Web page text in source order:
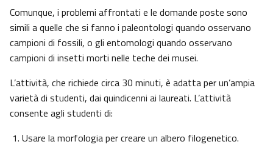
Comunque, i problemi affrontati e le domande poste sono
simili a quelle che si fanno i paleontologi quando osservano
campioni di fossili, o gli entomologi quando osservano
campioni di insetti morti nelle teche dei musei.
L’attività, che richiede circa 30 minuti, è adatta per un’ampia
varietà di studenti, dai quindicenni ai laureati. L’attività
consente agli studenti di:
Usare la morfologia per creare un albero filogenetico.